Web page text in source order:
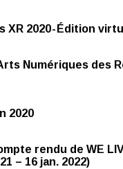
XR 2020 - Édition
Numériques des
2020
rendu de WE
– 16 jan. 2022)